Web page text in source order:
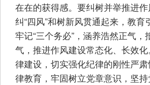
在在的获得感。要纠树并举推进
纠“四风”和树新风贯通起来，教育
牢记“三个务必”，涵养浩然正气，
气，推进作风建设常态化、长效
律建设，切实强化纪律的刚性严
律教育，牢固树立党章意识，坚